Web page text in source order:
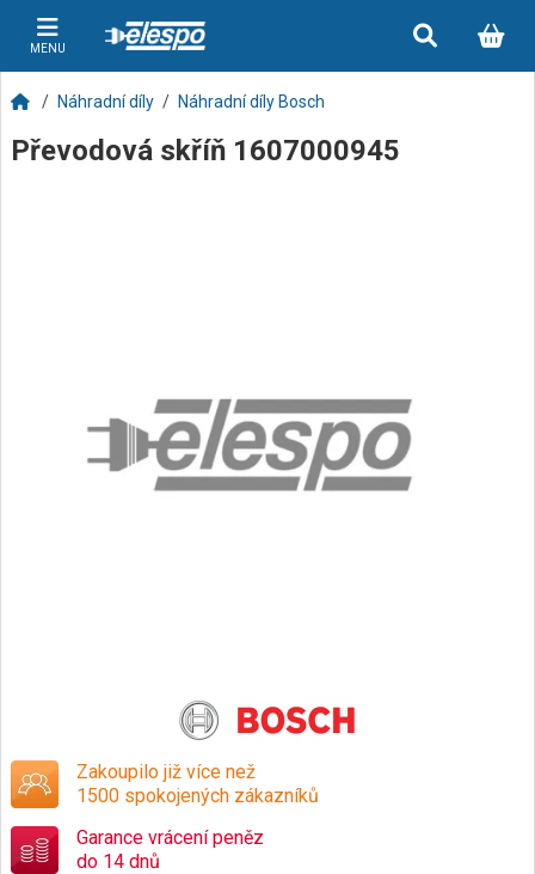
MENU
Náhradní díly Náhradní díly Bosch
Převodová skříň 1607000945
Zakoupilo již více než
1500 spokojených zákazníků
Garance vrácení peněz
do 14 dnů